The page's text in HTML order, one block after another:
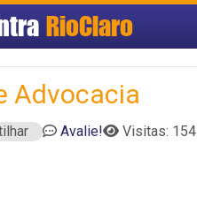
RioClaro
Advocacia
Avalie! Visitas: 154